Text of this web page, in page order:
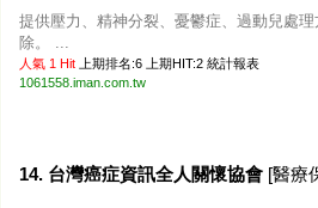
提供壓力、精神分裂、憂鬱症、過動兒處
除。 ...
人氣 1 Hit 上期排名:6 上期HIT:2 統計報表
1061558.iman.com.tw
14. 台灣癌症資訊全人關懷協會 [醫療